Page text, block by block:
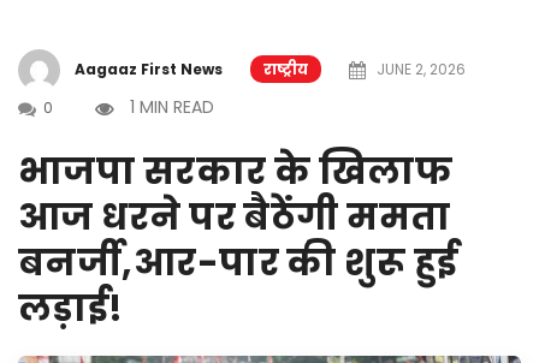
Aagaaz First News राष्ट्रीय
JUNE 2, 2026
0
1 MIN READ
भाजपा सरकार के खिलाफ
आज धरने पर बैठेंगी ममता
बनर्जी,आर-पार की शुरू हुई
लड़ाई!